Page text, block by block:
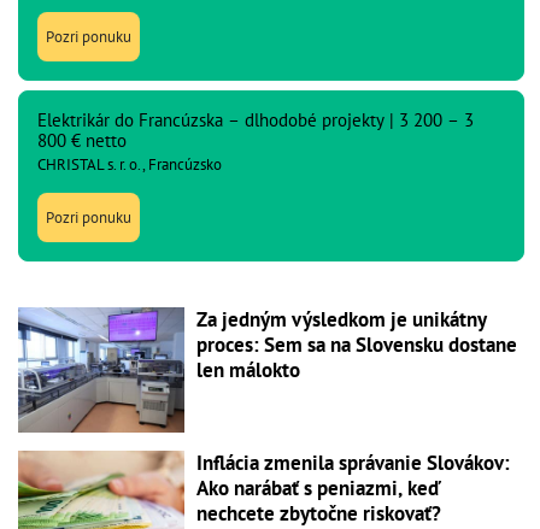
Pozri ponuku
Elektrikár do Francúzska – dlhodobé projekty | 3 200 – 3
800 € netto
CHRISTAL s. r. o., Francúzsko
Pozri ponuku
Za jedným výsledkom je unikátny
proces: Sem sa na Slovensku dostane
len málokto
Inflácia zmenila správanie Slovákov:
Ako narábať s peniazmi, keď
nechcete zbytočne riskovať?